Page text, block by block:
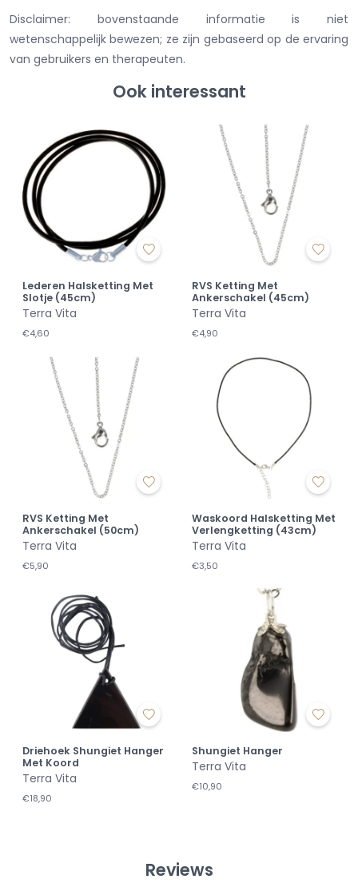
Disclaimer: bovenstaande informatie is niet
wetenschappelijk bewezen; ze zijn gebaseerd op de ervaring
van gebruikers en therapeuten.
Ook interessant
Lederen Halsketting Met
Slotje (45cm)
Terra Vita
€4,60
RVS Ketting Met
Ankerschakel (45cm)
Terra Vita
€4,90
RVS Ketting Met
Ankerschakel (50cm)
Terra Vita
€5,90
Waskoord Halsketting Met
Verlengketting (43cm)
Terra Vita
€3,50
Driehoek Shungiet Hanger
Met Koord
Terra Vita
€18,90
Shungiet Hanger
Terra Vita
€10,90
Reviews